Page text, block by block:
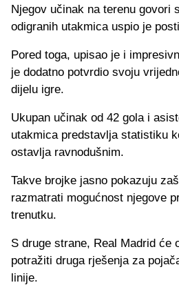
Njegov učinak na terenu govori
odigranih utakmica uspio je
Pored toga, upisao je i
je dodatno potvrdio svoju
dijelu igre.
Ukupan učinak od 42 gola i
utakmica predstavlja statistiku
ostavlja ravnodušnim.
Takve brojke jasno pokazuju
razmatrati mogućnost njegove
trenutku.
S druge strane, Real Madrid će
potražiti druga rješenja za
linije.